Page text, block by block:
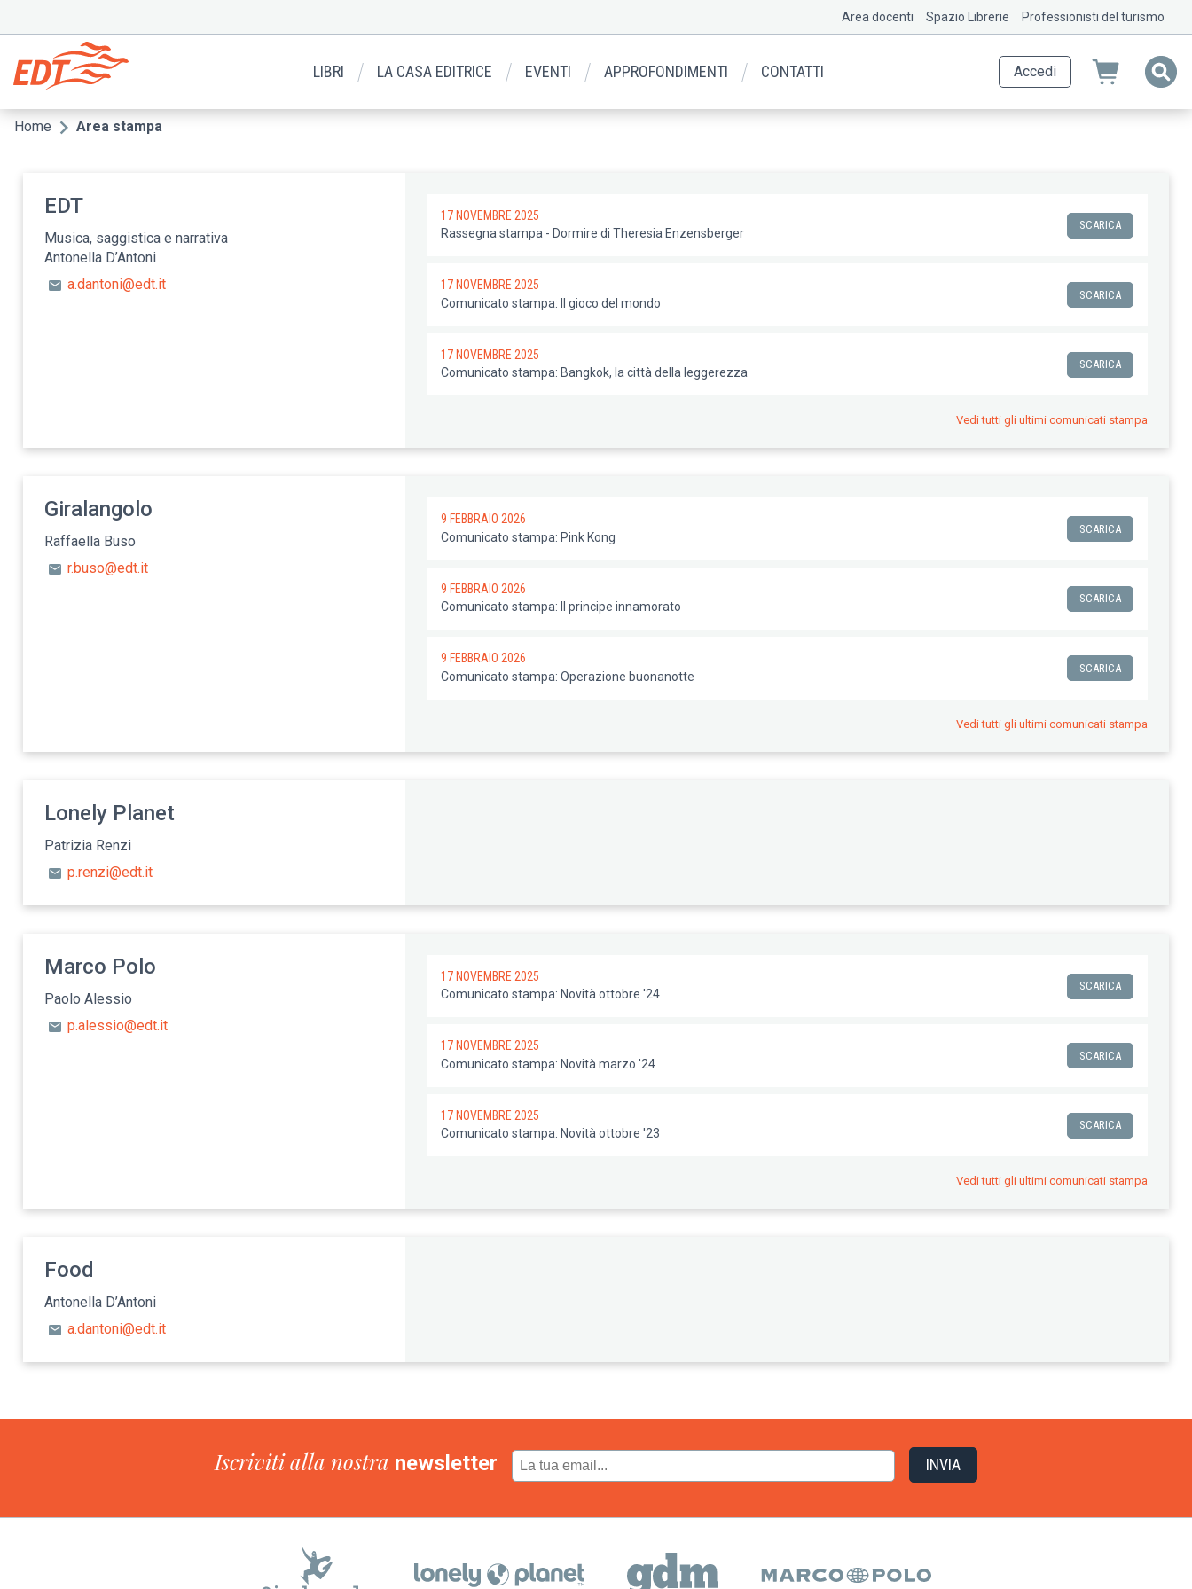
contenuto
principale
Menu
secondario
Area docenti Spazio Librerie Professionisti del turismo
LIBRI LA CASA EDITRICE EVENTI APPROFONDIMENTI CONTATTI Accedi
Briciole
Home Area stampa
EDT
Musica, saggistica e narrativa
Antonella D’Antoni
a.dantoni@edt.it
17 NOVEMBRE 2025
Rassegna stampa - Dormire di Theresia Enzensberger
SCARICA
17 NOVEMBRE 2025
Comunicato stampa: Il gioco del mondo
SCARICA
17 NOVEMBRE 2025
Comunicato stampa: Bangkok, la città della leggerezza
SCARICA
Vedi tutti gli ultimi comunicati stampa
Giralangolo
Raffaella Buso
r.buso@edt.it
9 FEBBRAIO 2026
Comunicato stampa: Pink Kong
SCARICA
9 FEBBRAIO 2026
Comunicato stampa: Il principe innamorato
SCARICA
9 FEBBRAIO 2026
Comunicato stampa: Operazione buonanotte
SCARICA
Vedi tutti gli ultimi comunicati stampa
Lonely Planet
Patrizia Renzi
p.renzi@edt.it
Marco Polo
Paolo Alessio
p.alessio@edt.it
17 NOVEMBRE 2025
Comunicato stampa: Novità ottobre '24
SCARICA
17 NOVEMBRE 2025
Comunicato stampa: Novità marzo '24
SCARICA
17 NOVEMBRE 2025
Comunicato stampa: Novità ottobre '23
SCARICA
Vedi tutti gli ultimi comunicati stampa
Food
Antonella D’Antoni
a.dantoni@edt.it
Iscriviti alla nostra newsletter